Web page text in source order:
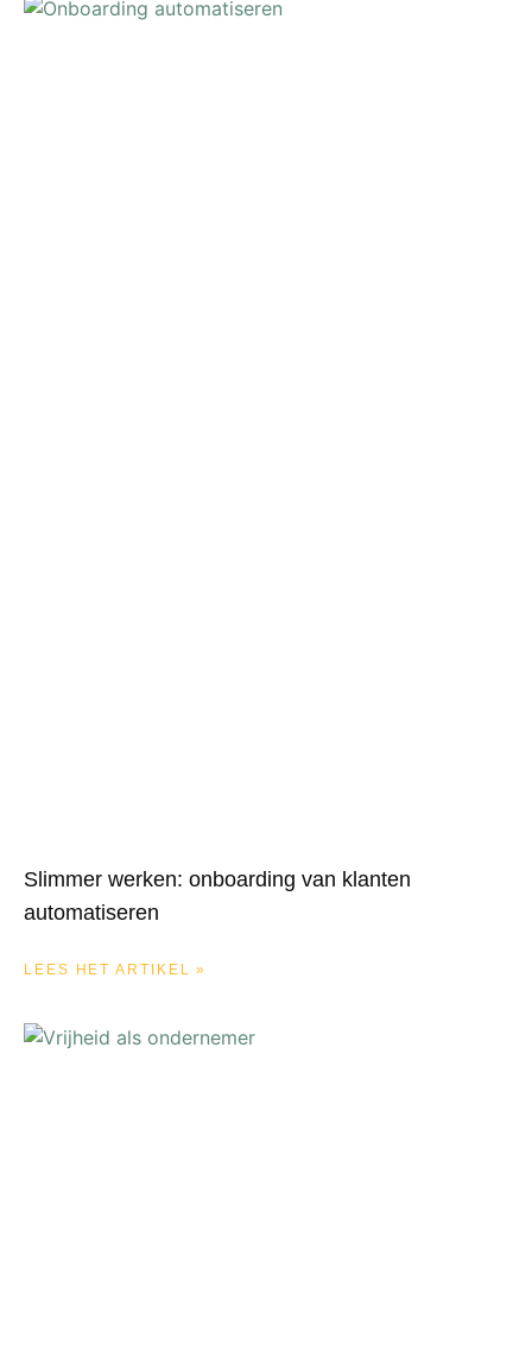
Slimmer werken: onboarding van klanten
automatiseren
LEES HET ARTIKEL »